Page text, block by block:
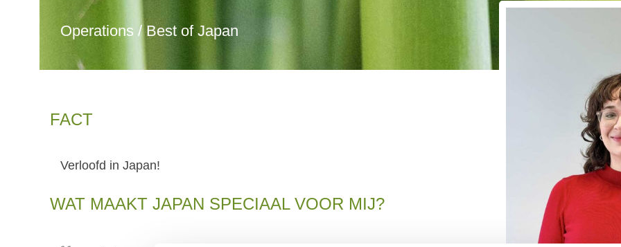
Operations / Best of Japan
FACT
Verloofd in Japan!
WAT MAAKT JAPAN SPECIAAL VOOR MIJ?